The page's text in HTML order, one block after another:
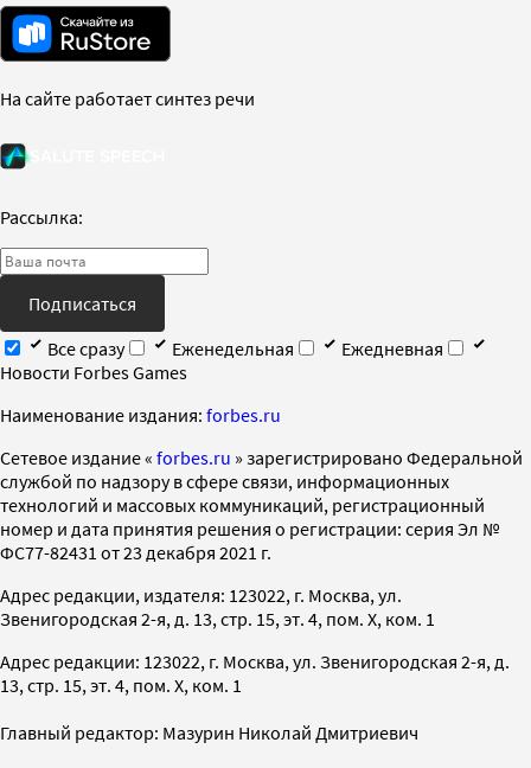
На сайте работает синтез речи
Рассылка:
Подписаться
Все сразу
Еженедельная
Ежедневная
Новости Forbes Games
Наименование издания: forbes.ru
Cетевое издание « forbes.ru » зарегистрировано Федеральной
службой по надзору в сфере связи, информационных
технологий и массовых коммуникаций, регистрационный
номер и дата принятия решения о регистрации: серия Эл №
ФС77-82431 от 23 декабря 2021 г.
Адрес редакции, издателя: 123022, г. Москва, ул.
Звенигородская 2-я, д. 13, стр. 15, эт. 4, пом. X, ком. 1
Адрес редакции: 123022, г. Москва, ул. Звенигородская 2-я, д.
13, стр. 15, эт. 4, пом. X, ком. 1
Главный редактор: Мазурин Николай Дмитриевич